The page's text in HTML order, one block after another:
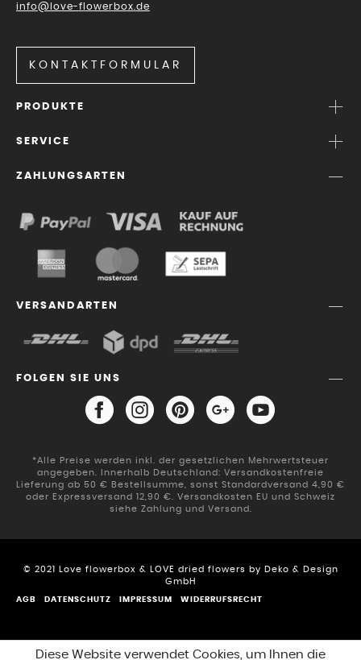
info@love-flowerbox.de
KONTAKTFORMULAR
PRODUKTE
SERVICE
ZAHLUNGSARTEN
VERSANDARTEN
FOLGEN SIE UNS
*Alle Preise werden inkl. der gesetzlichen Mehrwertsteuer
angegeben. Innerhalb Deutschland: Versandkostenfreie
Lieferung ab 50 € Bestellsumme, sonst Standardversand 4,90 €
oder Expressversand 12,90 €. Versandkosten EU und Schweiz
siehe Zahlung und Versand.
© 2021 Love flowerbox & LOVE dried flowers by Deko & Design
GmbH
AGB DATENSCHUTZ IMPRESSUM WIDERRUFSRECHT
Diese Website verwendet Cookies, um Ihnen die